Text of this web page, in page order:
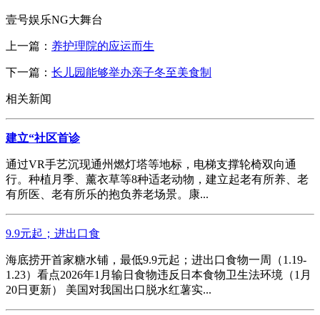
壹号娱乐NG大舞台
上一篇： 养护理院的应运而生
下一篇： 长儿园能够举办亲子冬至美食制
相关新闻
建立“社区首诊
通过VR手艺沉现通州燃灯塔等地标，电梯支撑轮椅双向通
行。种植月季、薰衣草等8种适老动物，建立起老有所养、老
有所医、老有所乐的抱负养老场景。康...
9.9元起；进出口食
海底捞开首家糖水铺，最低9.9元起；进出口食物一周（1.19-
1.23）看点2026年1月输日食物违反日本食物卫生法环境（1月
20日更新） 美国对我国出口脱水红薯实...